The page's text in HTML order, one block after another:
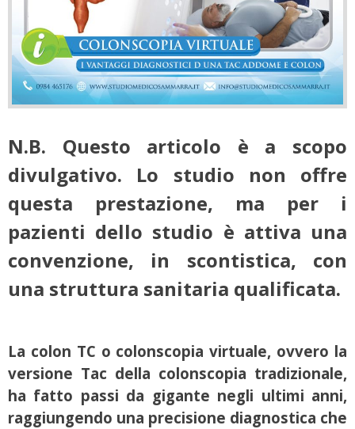
N.B. Questo articolo è a scopo
divulgativo. Lo studio non offre
questa prestazione, ma per i
pazienti dello studio è attiva una
convenzione, in scontistica, con
una struttura sanitaria qualificata.
La colon TC o colonscopia virtuale, ovvero la
versione Tac della colonscopia tradizionale,
ha fatto passi da gigante negli ultimi anni,
raggiungendo una precisione diagnostica che